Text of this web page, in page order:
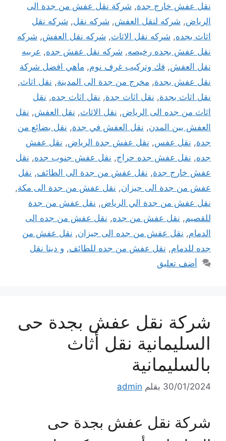
نقل عفش خارج جدة, شركة نقل عفش من جدة الى
الرياض, شركه لنقل العفش, شركه نقل, شركه نقل
اثاث بجده, شركه نقل الاثاث, شركه نقل العفش, شركه
نقل عفش بجده رخيصه, شركه نقل عفش جده, عربيه
نقل العفش, فك وتركيب غرف نوم, ماهي افضل شركة
نقل عفش بجدة, مخرج من جدة الى المدينة, نقل اثاث,
نقل اثاث بجدة, نقل اثاث جدة, نقل اثاث جده, نقل
اثاث من جده الى الرياض, نقل الاثاث, نقل العفش, نقل
العفش بين المدن, نقل العفش في جدة, نقل بضائع من
جدة, نقل عفس, نقل عفش جدة الرياض, نقل عفش
جده, نقل عفش جده حراج, نقل عفش جنوب جده, نقل
عفش خارج جدة, نقل عفش من جدة الى الطائف, نقل
عفش من جدة الى جيزان, نقل عفش من جدة الى مكة,
نقل عفش من جدة الي الرياض, نقل عفش من جدة
للقصيم, نقل عفش من جده, نقل عفش من جده الى
الدمام, نقل عفش من جده الى جيزان, نقل عفش من
جده للدمام, نقل عفش من جده للطائف, و دينا نقل
أضف تعليق
شركة نقل عفش بجدة حى
السليمانية نقل أثاث
بالسليمانية
30/01/2024 بقلم admin
شركة نقل عفش بجدة حى